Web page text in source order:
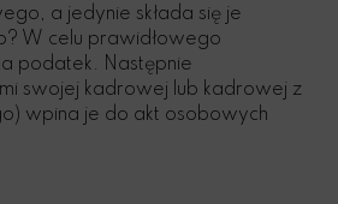
a jedynie składa się je
W celu prawidłowego
podatek. Następnie
swojej kadrowej lub kadrowej z
wpina je do akt osobowych